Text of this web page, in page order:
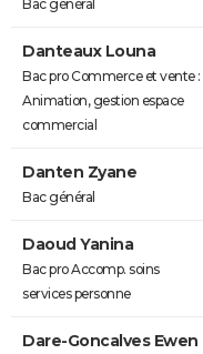
Bac général
Danteaux Louna
Bac pro Commerce et vente :
Animation, gestion espace
commercial
Danten Zyane
Bac général
Daoud Yanina
Bac pro Accomp. soins
services personne
Dare-Goncalves Ewen